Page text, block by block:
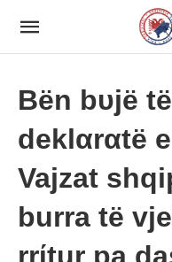
Bën bυjë
deklαrαtë
Vajzat
burra të